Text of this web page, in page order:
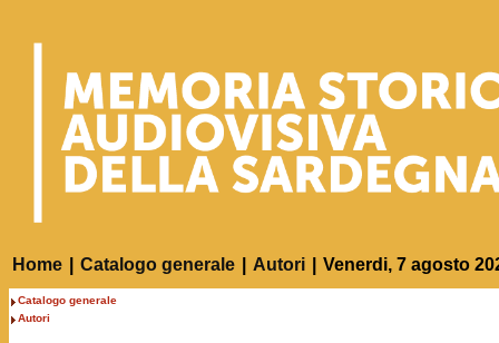
Home Catalogo generale Autori Venerdi, 7 agosto
Catalogo generale
Autori